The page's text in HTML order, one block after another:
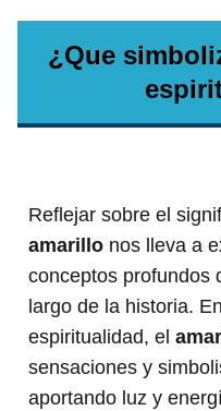
¿Que
Reflejar sobre el
amarillo nos lleva a
conceptos profundos
largo de la historia.
espiritualidad, el
sensaciones y
aportando luz y